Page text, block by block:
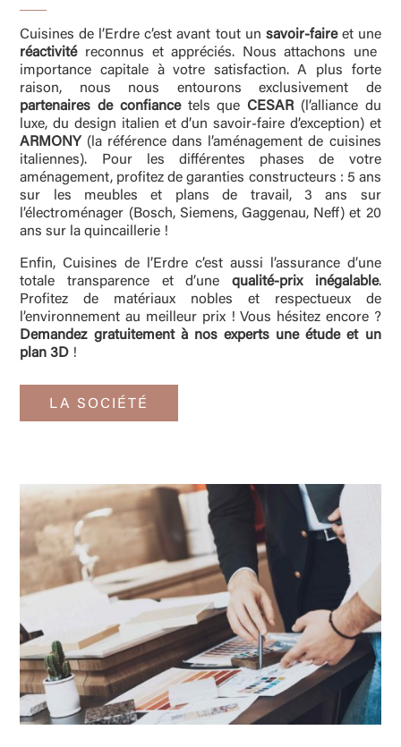
Cuisines de l’Erdre c’est avant tout un savoir-faireet une
réactivitéreconnus et appréciés. Nous attachons une
importance capitale à votre satisfaction. A plus forte
raison, nous nous entourons exclusivement de
partenaires de confiancetels que CESAR (l’alliance du
luxe, du design italien et d’un savoir-faire d’exception) et
ARMONY (la référence dans l’aménagement de cuisines
italiennes).
Pour les différentes phases de votre
aménagement, profitez de garanties constructeurs : 5 ans
sur les meubles et plans de travail, 3 ans sur
l’électroménager (Bosch, Siemens, Gaggenau, Neff) et 20
ans sur la quincaillerie !
Enfin, Cuisines de l’Erdre c’est aussi l’assurance d’une
totale transparence et d’une qualité-prix inégalable.
Profitez de matériaux nobles et respectueux de
l’environnement au meilleur prix ! Vous hésitez encore ?
Demandez gratuitement à nos experts une étude et un
plan 3D !
LA SOCIÉTÉ